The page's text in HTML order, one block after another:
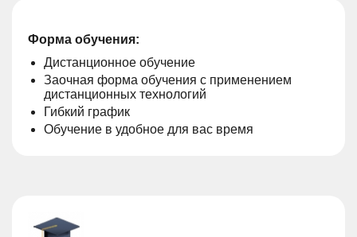
Форма обучения:
Дистанционное обучение
Заочная форма обучения с применением
дистанционных технологий
Гибкий график
Обучение в удобное для вас время